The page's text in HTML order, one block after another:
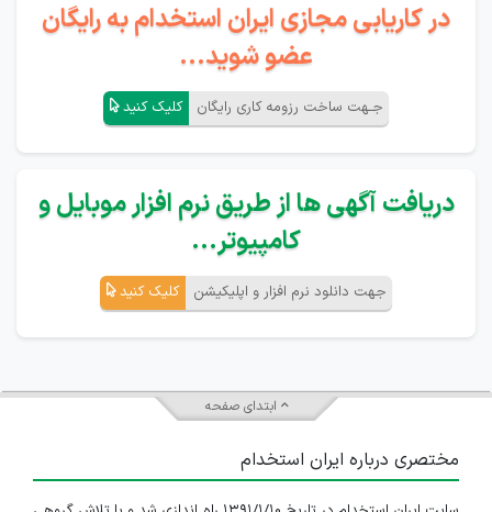
در کاریابی مجازی ایران استخدام به رایگان
عضو شوید...
جـهت ساخت رزومه کاری رایگان کلیک کنید
دریافت آگهی ها از طریق نرم افزار موبایل و
کامپیوتر...
جهت دانلود نرم افزار و اپلیکیشن کلیک کنید
ابتدای صفحه
مختصری درباره ایران استخدام